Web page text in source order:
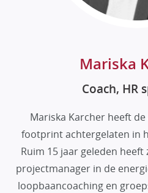
Mariska
Coach, HR
Mariska Karcher heeft
footprint achtergelaten in
Ruim 15 jaar geleden
projectmanager in de
loopbaancoaching en